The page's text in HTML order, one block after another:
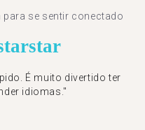
para se sentir conectado
star
É muito divertido ter
idiomas."